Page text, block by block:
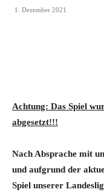
1. Dezember 2021
Achtung: Das Spiel
abgesetzt!!!
Nach Absprache mit
und aufgrund der
Spiel unserer